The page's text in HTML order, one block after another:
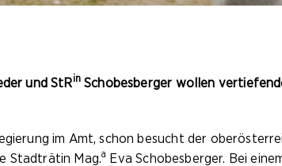
und StRinSchobesberger wollen
im Amt, schon besucht der
Stadträtin Mag.a
Eva Schobesberger. Bei